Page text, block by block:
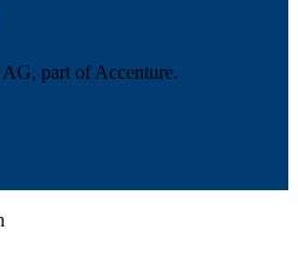
part of Accenture.